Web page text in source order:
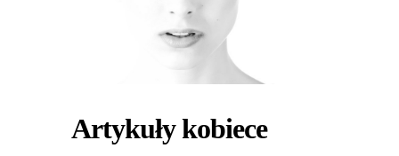
Artykuły kobiece